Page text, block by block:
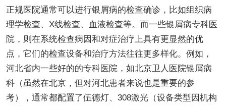
正规医院通常可以进行银屑病的检查确诊，比如组织病
理学检查、X线检查、血液检查等。而一些银屑病专科医
院，则在系统检查病因和对症治疗上具有更显然的优
点，它们的检查设备和治疗方法往往更多样化。例如，
河北省内一些好的的专科医院，如北京卫人医院银屑病
科（虽然在北京，但对河北患者来说也是重要的参
考），通常都配置了伍德灯、308激光（设备类型因机构